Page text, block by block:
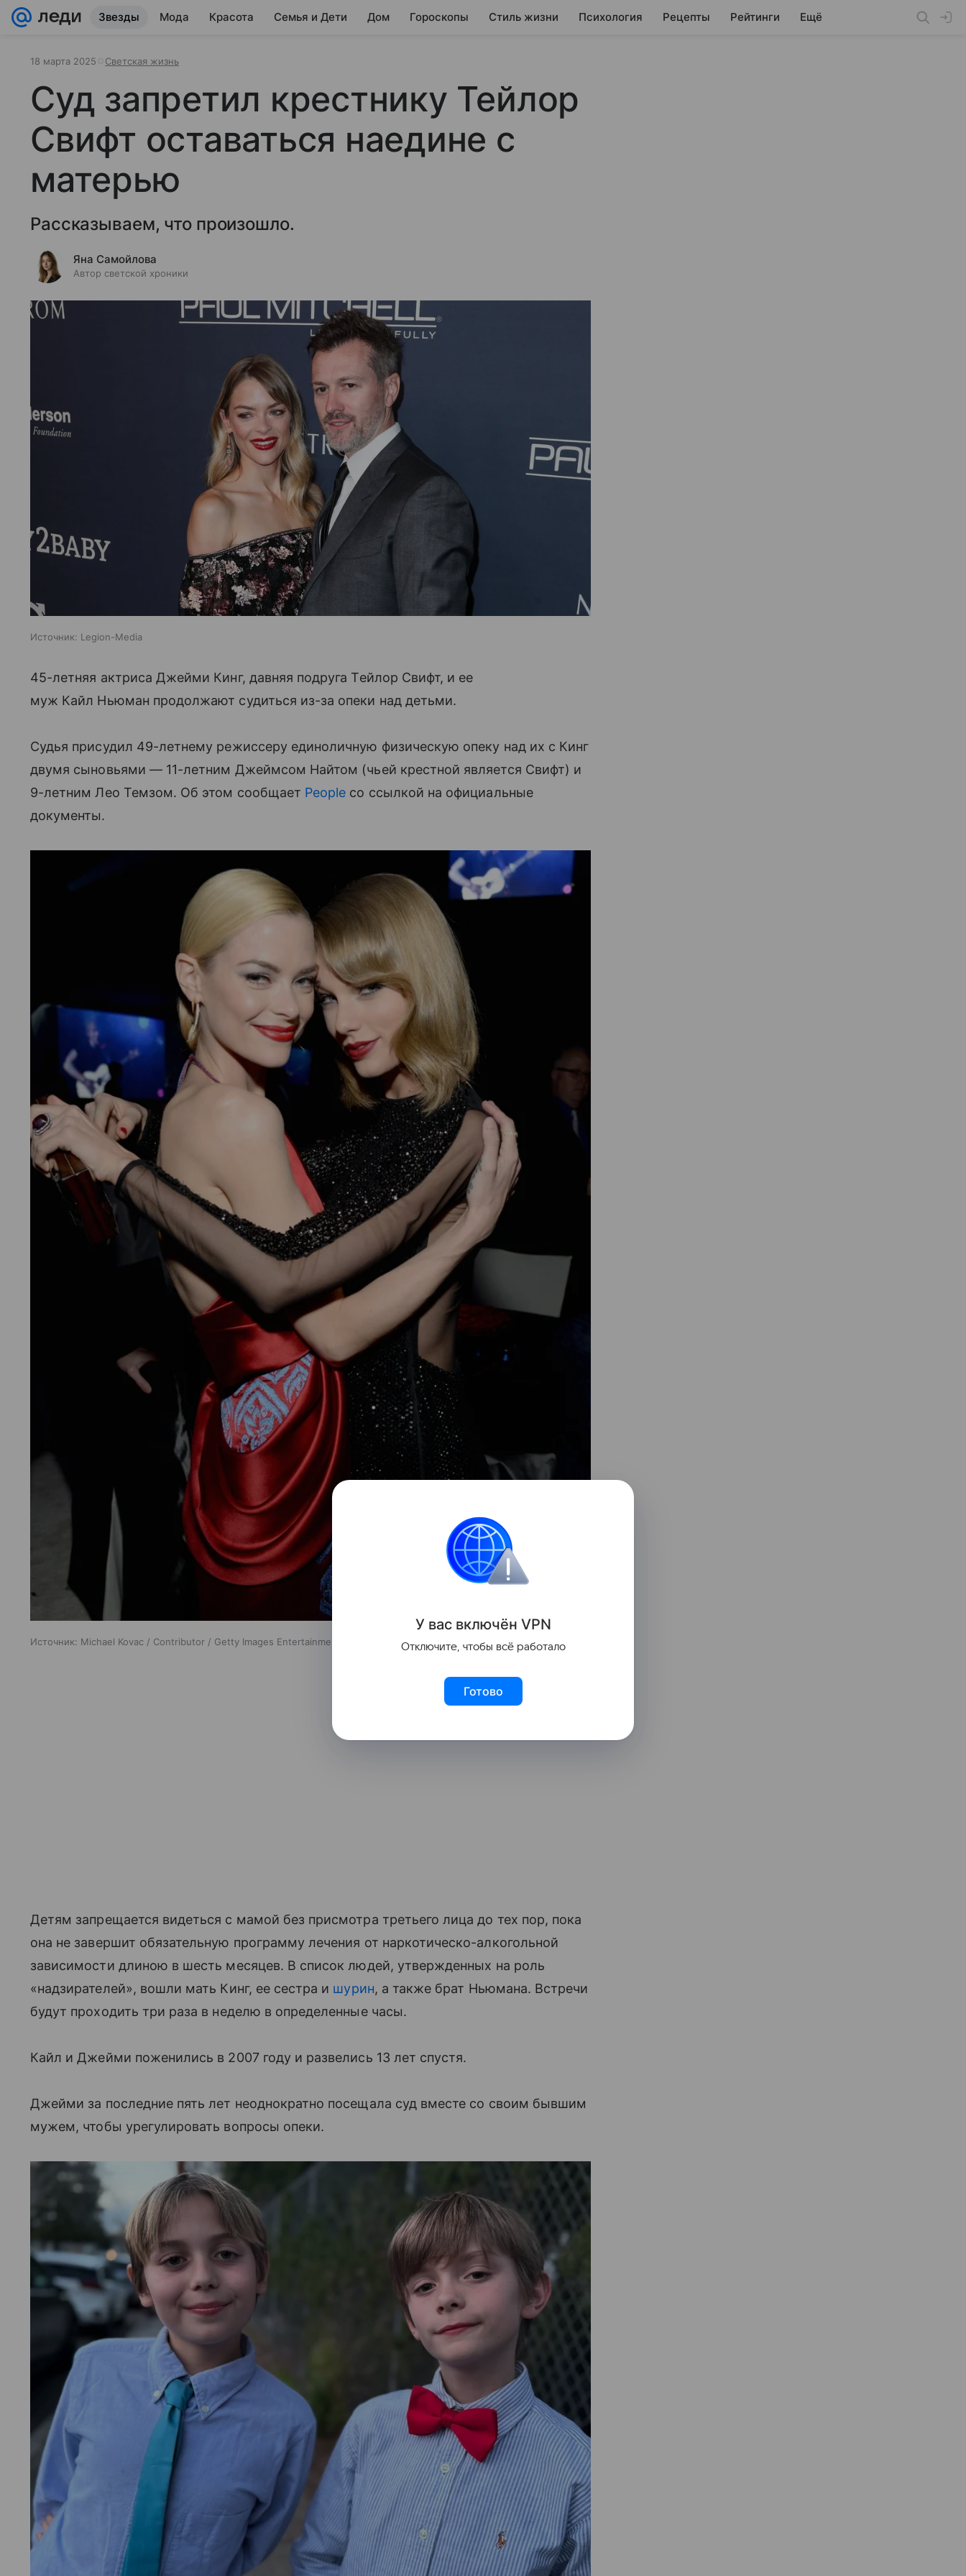
Звезды Мода Красота Семья и Дети Дом Гороскопы Стиль жизни Психология Рецепты Рейтинги Ещё
18 марта 2025 Светская жизнь
Суд запретил крестнику Тейлор
Свифт оставаться наедине с
матерью
Рассказываем, что произошло.
Яна Самойлова
Автор светской хроники
Источник: Legion-Media
45-летняя актриса Джейми Кинг, давняя подруга Тейлор Свифт, и ее
муж Кайл Ньюман продолжают судиться из-за опеки над детьми.
Судья присудил 49-летнему режиссеру единоличную физическую опеку над их с Кинг
двумя сыновьями — 11-летним Джеймсом Найтом (чьей крестной является Свифт) и
9-летним Лео Темзом. Об этом сообщает People со ссылкой на официальные
документы.
Источник: Michael Kovac / Contributor / Getty Images Entertainment / Getty Images North America
Детям запрещается видеться с мамой без присмотра третьего лица до тех пор, пока
она не завершит обязательную программу лечения от наркотическо-алкогольной
зависимости длиною в шесть месяцев. В список людей, утвержденных на роль
«надзирателей», вошли мать Кинг, ее сестра и шурин, а также брат Ньюмана. Встречи
будут проходить три раза в неделю в определенные часы.
Кайл и Джейми поженились в 2007 году и развелись 13 лет спустя.
Джейми за последние пять лет неоднократно посещала суд вместе со своим бывшим
мужем, чтобы урегулировать вопросы опеки.
У вас включён VPN
Отключите, чтобы всё работало
Готово